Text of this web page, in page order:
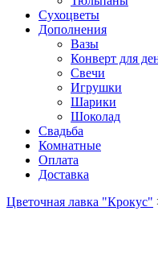
Сухоцветы
Дополнения
Вазы
Конверт для
Свечи
Игрушки
Шарики
Шоколад
Свадьба
Комнатные
Оплата
Доставка
Цветочная лавка "Крокус"